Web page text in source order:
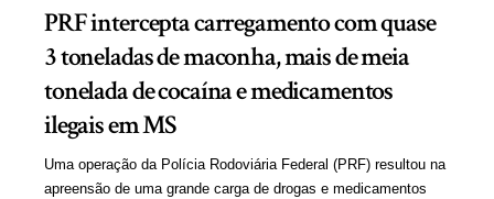
PRF intercepta carregamento com quase
3 toneladas de maconha, mais de meia
tonelada de cocaína e medicamentos
ilegais em MS
Uma operação da Polícia Rodoviária Federal (PRF) resultou na
apreensão de uma grande carga de drogas e medicamentos